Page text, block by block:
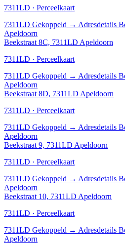
7311LD · Perceelkaart
7311LD Gekoppeld → Adresdetails
Apeldoorn
Beekstraat 8C, 7311LD Apeldoorn
7311LD · Perceelkaart
7311LD Gekoppeld → Adresdetails
Apeldoorn
Beekstraat 8D, 7311LD Apeldoorn
7311LD · Perceelkaart
7311LD Gekoppeld → Adresdetails
Apeldoorn
Beekstraat 9, 7311LD Apeldoorn
7311LD · Perceelkaart
7311LD Gekoppeld → Adresdetails
Apeldoorn
Beekstraat 10, 7311LD Apeldoorn
7311LD · Perceelkaart
7311LD Gekoppeld → Adresdetails
Apeldoorn